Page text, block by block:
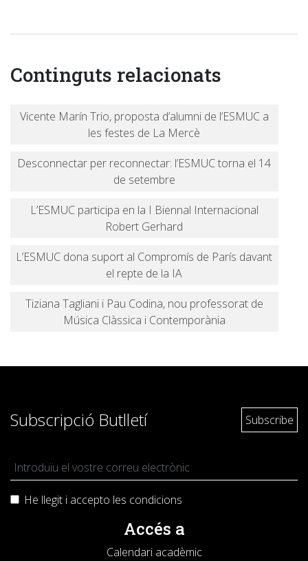
Continguts relacionats
Vicente Marín Trio, proposta d’alumni de l’ESMUC a
les festes de La Mercè
Desconnectar per reconnectar: l’ESMUC torna el 14
de setembre
L’ESMUC participa en la I Biennal Internacional
Robert Gerhard
L’ESMUC dona suport al Compromís de París davant
el repte de la IA
Tiziana Tagliani i Pau Codina, nou professorat de
Música Clàssica i Contemporània
Subscripció Butlletí
He llegit i accepto les condicions
Accés a
Calendari acadèmic